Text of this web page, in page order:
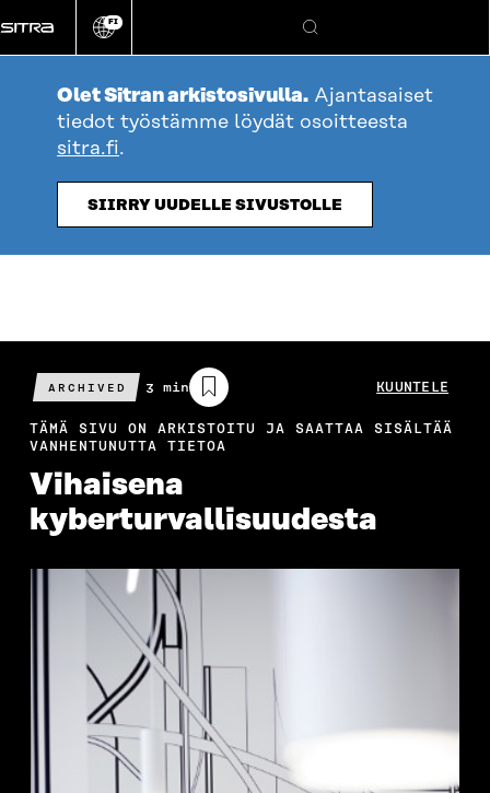
suoraan
sisältöön
Vaihda
kieli
FI
Hae
Olet Sitran arkistosivulla. Ajantasaiset
tiedot työstämme löydät osoitteesta
sitra.fi.
SIIRRY UUDELLE SIVUSTOLLE
ARCHIVED
Arvioitu
lukuaika
3 min KUUNTELE
TÄMÄ SIVU ON ARKISTOITU JA SAATTAA SISÄLTÄÄ
VANHENTUNUTTA TIETOA
Vihaisena
kyberturvallisuudesta